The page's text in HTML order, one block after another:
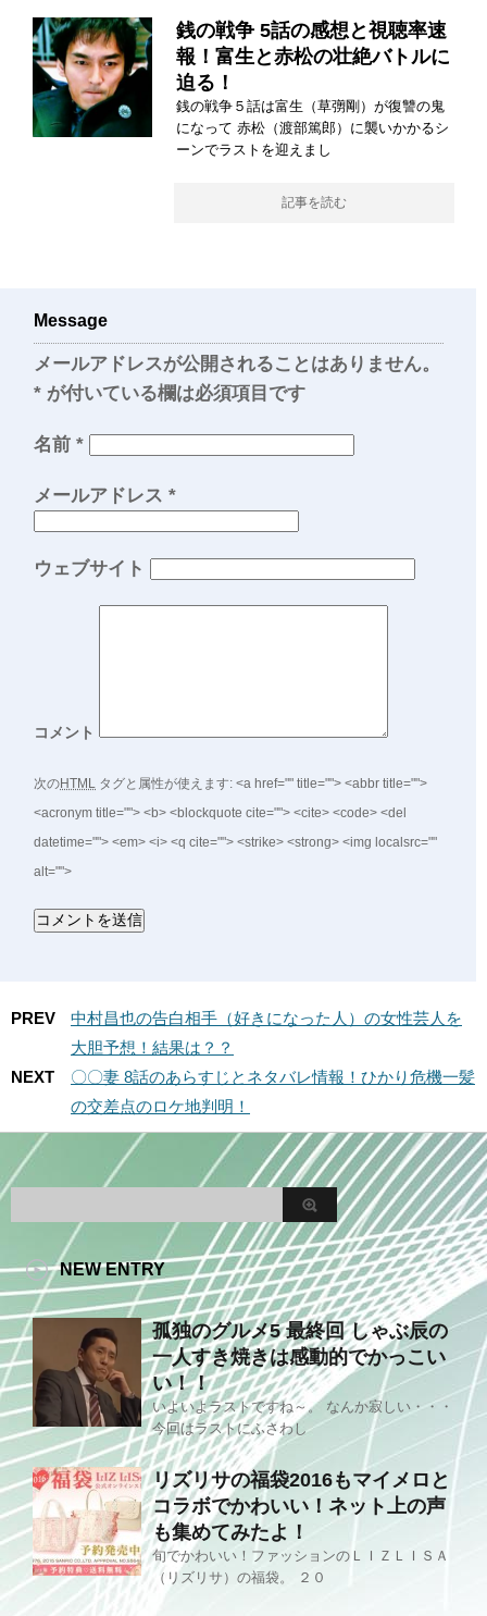
銭の戦争 5話の感想と視聴率速
報！富生と赤松の壮絶バトルに
迫る！
銭の戦争５話は富生（草彅剛）が復讐の鬼
になって 赤松（渡部篤郎）に襲いかかるシ
ーンでラストを迎えまし
記事を読む
Message
メールアドレスが公開されることはありません。
* が付いている欄は必須項目です
名前 *
メールアドレス *
ウェブサイト
コメント
次のHTML タグと属性が使えます: <a href="" title=""> <abbr title="">
<acronym title=""> <b> <blockquote cite=""> <cite> <code> <del
datetime=""> <em> <i> <q cite=""> <strike> <strong> <img localsrc=""
alt="">
PREV
中村昌也の告白相手（好きになった人）の女性芸人を
大胆予想！結果は？？
NEXT
〇〇妻 8話のあらすじとネタバレ情報！ひかり危機一髪
の交差点のロケ地判明！
NEW ENTRY
孤独のグルメ5 最終回 しゃぶ辰の
一人すき焼きは感動的でかっこい
い！！
いよいよラストですね～。 なんか寂しい・・・
今回はラストにふさわし
リズリサの福袋2016もマイメロと
コラボでかわいい！ネット上の声
も集めてみたよ！
旬でかわいい！ファッションのＬＩＺＬＩＳＡ
（リズリサ）の福袋。 ２０